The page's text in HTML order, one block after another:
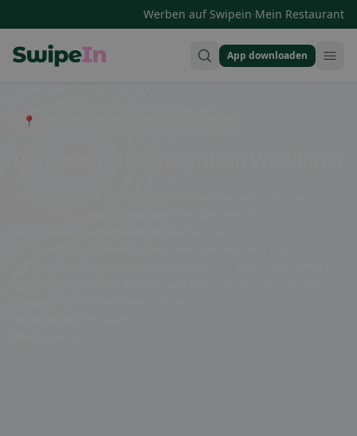
Werben auf Swipein·Mein Restaurant
App downloaden
📍 Entdecke Restaurants, Bars & Cafés